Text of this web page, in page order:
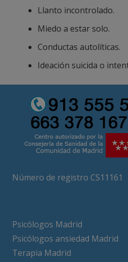
Llanto incontrolado.
Miedo a estar solo.
Conductas autolíticas.
Ideación suicida o
Número de registro CS11161
Psicólogos Madrid
Psicólogos ansiedad Madrid
Terapia Madrid